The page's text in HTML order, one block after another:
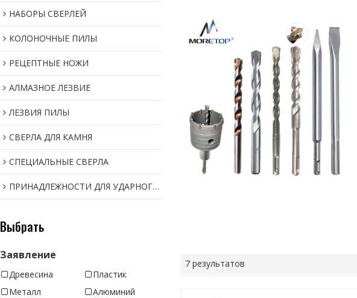
НАБОРЫ СВЕРЛЕЙ
КОЛОНОЧНЫЕ ПИЛЫ
РЕЦЕПТНЫЕ НОЖИ
АЛМАЗНОЕ ЛЕЗВИЕ
ЛЕЗВИЯ ПИЛЫ
СВЕРЛА ДЛЯ КАМНЯ
СПЕЦИАЛЬНЫЕ СВЕРЛА
ПРИНАДЛЕЖНОСТИ ДЛЯ УДАРНОГО ИНСТРУМЕНТА
Выбрать
Заявление
Древесина
Пластик
Металл
Алюминий
7 результатов